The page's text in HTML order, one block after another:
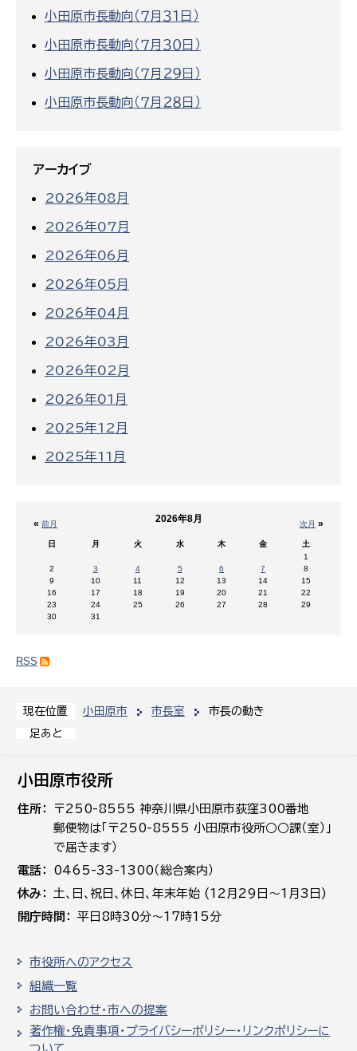
現在位置 小田原市 市長室
市長の動き
足あと
小田原市長動向（７月３１日）
小田原市長動向（７月３０日）
小田原市長動向（７月２９日）
小田原市長動向（７月２８日）
アーカイブ
2026年08月
2026年07月
2026年06月
2026年05月
2026年04月
2026年03月
2026年02月
2026年01月
2025年12月
2025年11月
« 前月 次月 »
2026年8月
日 月 火 水 木 金
土
1
2
3 4 5 6 7
8
9
10 11 12 13 14
15
16
17 18 19 20 21
22
23
24 25 26 27 28
29
30
31
RSS
小田原市役所
住所
〒250-8555 神奈川県小田原市荻窪300番地
郵便物は「〒250-8555 小田原市役所○○課（室）」
で届きます）
電話
0465-33-1300（総合案内）
休み
土､日､祝日、休日、年末年始 (12月29日～1月3日)
開庁時間
平日8時30分～17時15分
市役所へのアクセス
組織一覧
お問い合わせ・市への提案
著作権・免責事項・プライバシーポリシー・リンクポリシーに
ついて